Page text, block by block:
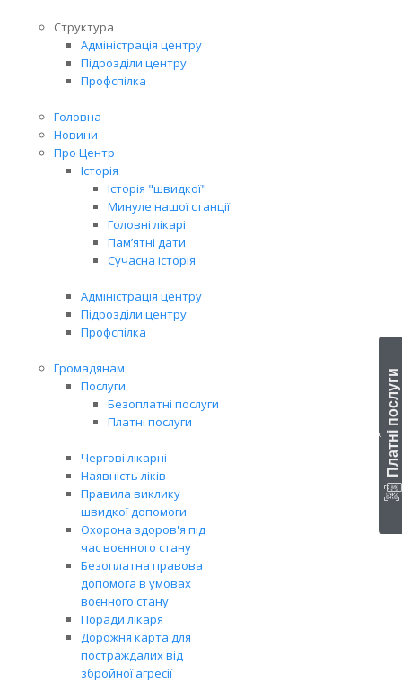
Структура
Адміністрація центру
Підрозділи центру
Профспілка
Головна
Новини
Про Центр
Історія
Історія "швидкої"
Минуле нашої станції
Головні лікарі
Пам’ятні дати
Сучасна історія
Адміністрація центру
Підрозділи центру
Профспілка
Громадянам
Послуги
Безоплатні послуги
Платні послуги
Чергові лікарні
Наявність ліків
Правила виклику
швидкої допомоги
Охорона здоров'я під
час воєнного стану
Безоплатна правова
допомога в умовах
воєнного стану
Поради лікаря
Дорожня карта для
постраждалих від
збройної агресії
‹ Платні послуги